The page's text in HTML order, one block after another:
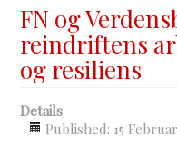
FN og
reindriftens
og resiliens
Details
Published: 15